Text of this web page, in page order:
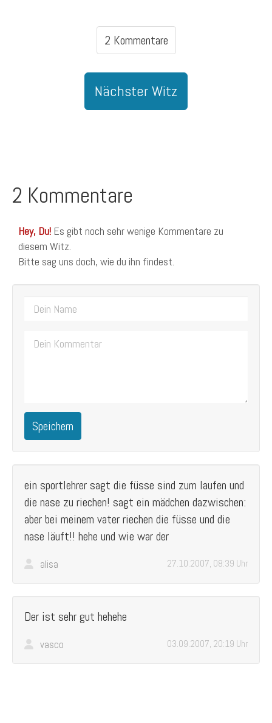
2 Kommentare
Nächster Witz
2 Kommentare
Hey, Du! Es gibt noch sehr wenige Kommentare zu
diesem Witz.
Bitte sag uns doch, wie du ihn findest.
Speichern
ein sportlehrer sagt die füsse sind zum laufen und
die nase zu riechen! sagt ein mädchen dazwischen:
aber bei meinem vater riechen die füsse und die
nase läuft!! hehe und wie war der
alisa 27.10.2007, 08:39 Uhr
Der ist sehr gut hehehe
vasco 03.09.2007, 20:19 Uhr